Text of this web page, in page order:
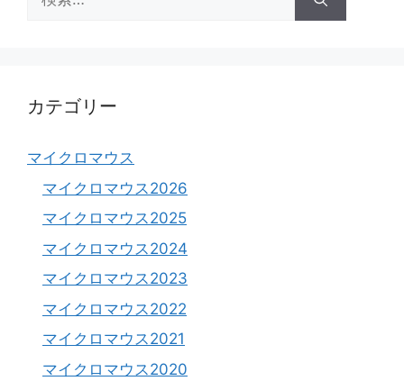
索:
カテゴリー
マイクロマウス
マイクロマウス2026
マイクロマウス2025
マイクロマウス2024
マイクロマウス2023
マイクロマウス2022
マイクロマウス2021
マイクロマウス2020